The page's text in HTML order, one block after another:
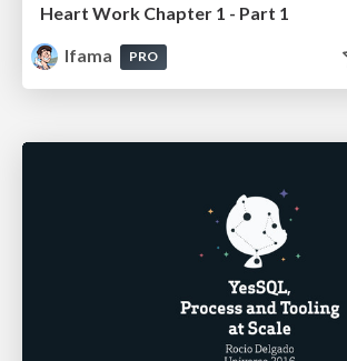
Heart Work Chapter 1 - Part 1
lfama
PRO